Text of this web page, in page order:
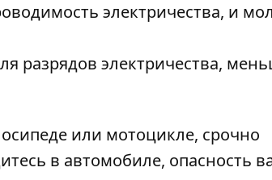
электричества, и
разрядов электричества,
или мотоцикле, срочно
в автомобиле, опасность